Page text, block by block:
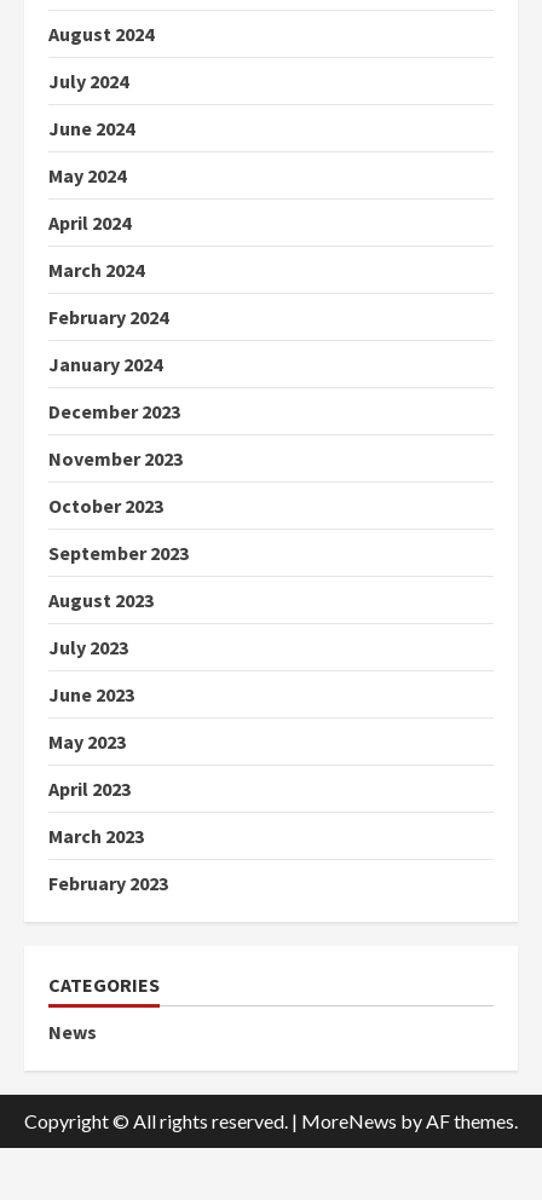
August 2024
July 2024
June 2024
May 2024
April 2024
March 2024
February 2024
January 2024
December 2023
November 2023
October 2023
September 2023
August 2023
July 2023
June 2023
May 2023
April 2023
March 2023
February 2023
CATEGORIES
News
Copyright © All rights reserved. | MoreNews by AF themes.